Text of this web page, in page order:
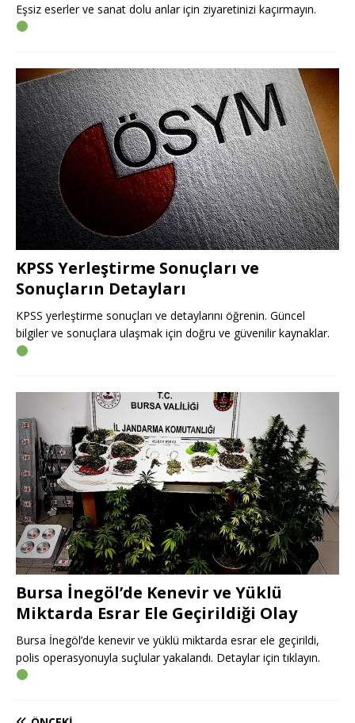
Eşsiz eserler ve sanat dolu anlar için ziyaretinizi kaçırmayın.
KPSS Yerleştirme Sonuçları ve
Sonuçların Detayları
KPSS yerleştirme sonuçları ve detaylarını öğrenin. Güncel
bilgiler ve sonuçlara ulaşmak için doğru ve güvenilir kaynaklar.
Bursa İnegöl’de Kenevir ve Yüklü
Miktarda Esrar Ele Geçirildiği Olay
Bursa İnegöl’de kenevir ve yüklü miktarda esrar ele geçirildi,
polis operasyonuyla suçlular yakalandı. Detaylar için tıklayın.